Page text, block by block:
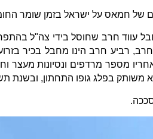
חמאס על ישראל בזמן שומר
חרב שחוסל בידי צה"ל
רביע חרב הינו מחבל בכיר
מספר מרדפים ונסיונות מעצר
בפלג גופו התחתון, ובשנת